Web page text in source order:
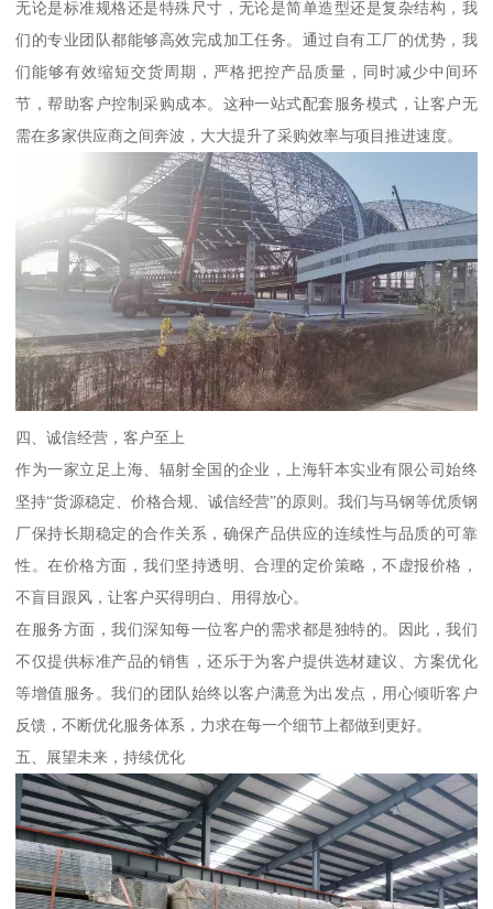
无论是标准规格还是特殊尺寸，无论是简单造型还是复杂结构，我
们的专业团队都能够高效完成加工任务。通过自有工厂的优势，我
们能够有效缩短交货周期，严格把控产品质量，同时减少中间环
节，帮助客户控制采购成本。这种一站式配套服务模式，让客户无
需在多家供应商之间奔波，大大提升了采购效率与项目推进速度。
四、诚信经营，客户至上
作为一家立足上海、辐射全国的企业，上海轩本实业有限公司始终
坚持“货源稳定、价格合规、诚信经营”的原则。我们与马钢等优质钢
厂保持长期稳定的合作关系，确保产品供应的连续性与品质的可靠
性。在价格方面，我们坚持透明、合理的定价策略，不虚报价格，
不盲目跟风，让客户买得明白、用得放心。
在服务方面，我们深知每一位客户的需求都是独特的。因此，我们
不仅提供标准产品的销售，还乐于为客户提供选材建议、方案优化
等增值服务。我们的团队始终以客户满意为出发点，用心倾听客户
反馈，不断优化服务体系，力求在每一个细节上都做到更好。
五、展望未来，持续优化